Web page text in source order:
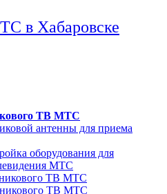
в Хабаровске
ТВ МТС
антенны для приема
оборудования для
МТС
ТВ МТС
ТВ МТС